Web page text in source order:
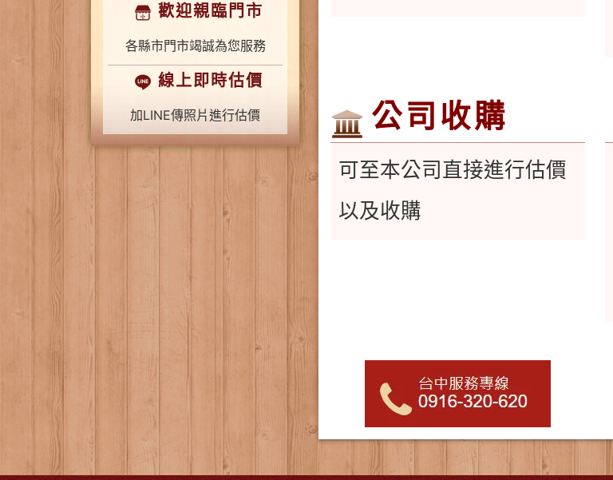
公司收購
可至本公司直接進行估價
以及收購
歡迎親臨門市
各縣市門市竭誠為您服務
線上即時估價
加LINE傳照片進行估價